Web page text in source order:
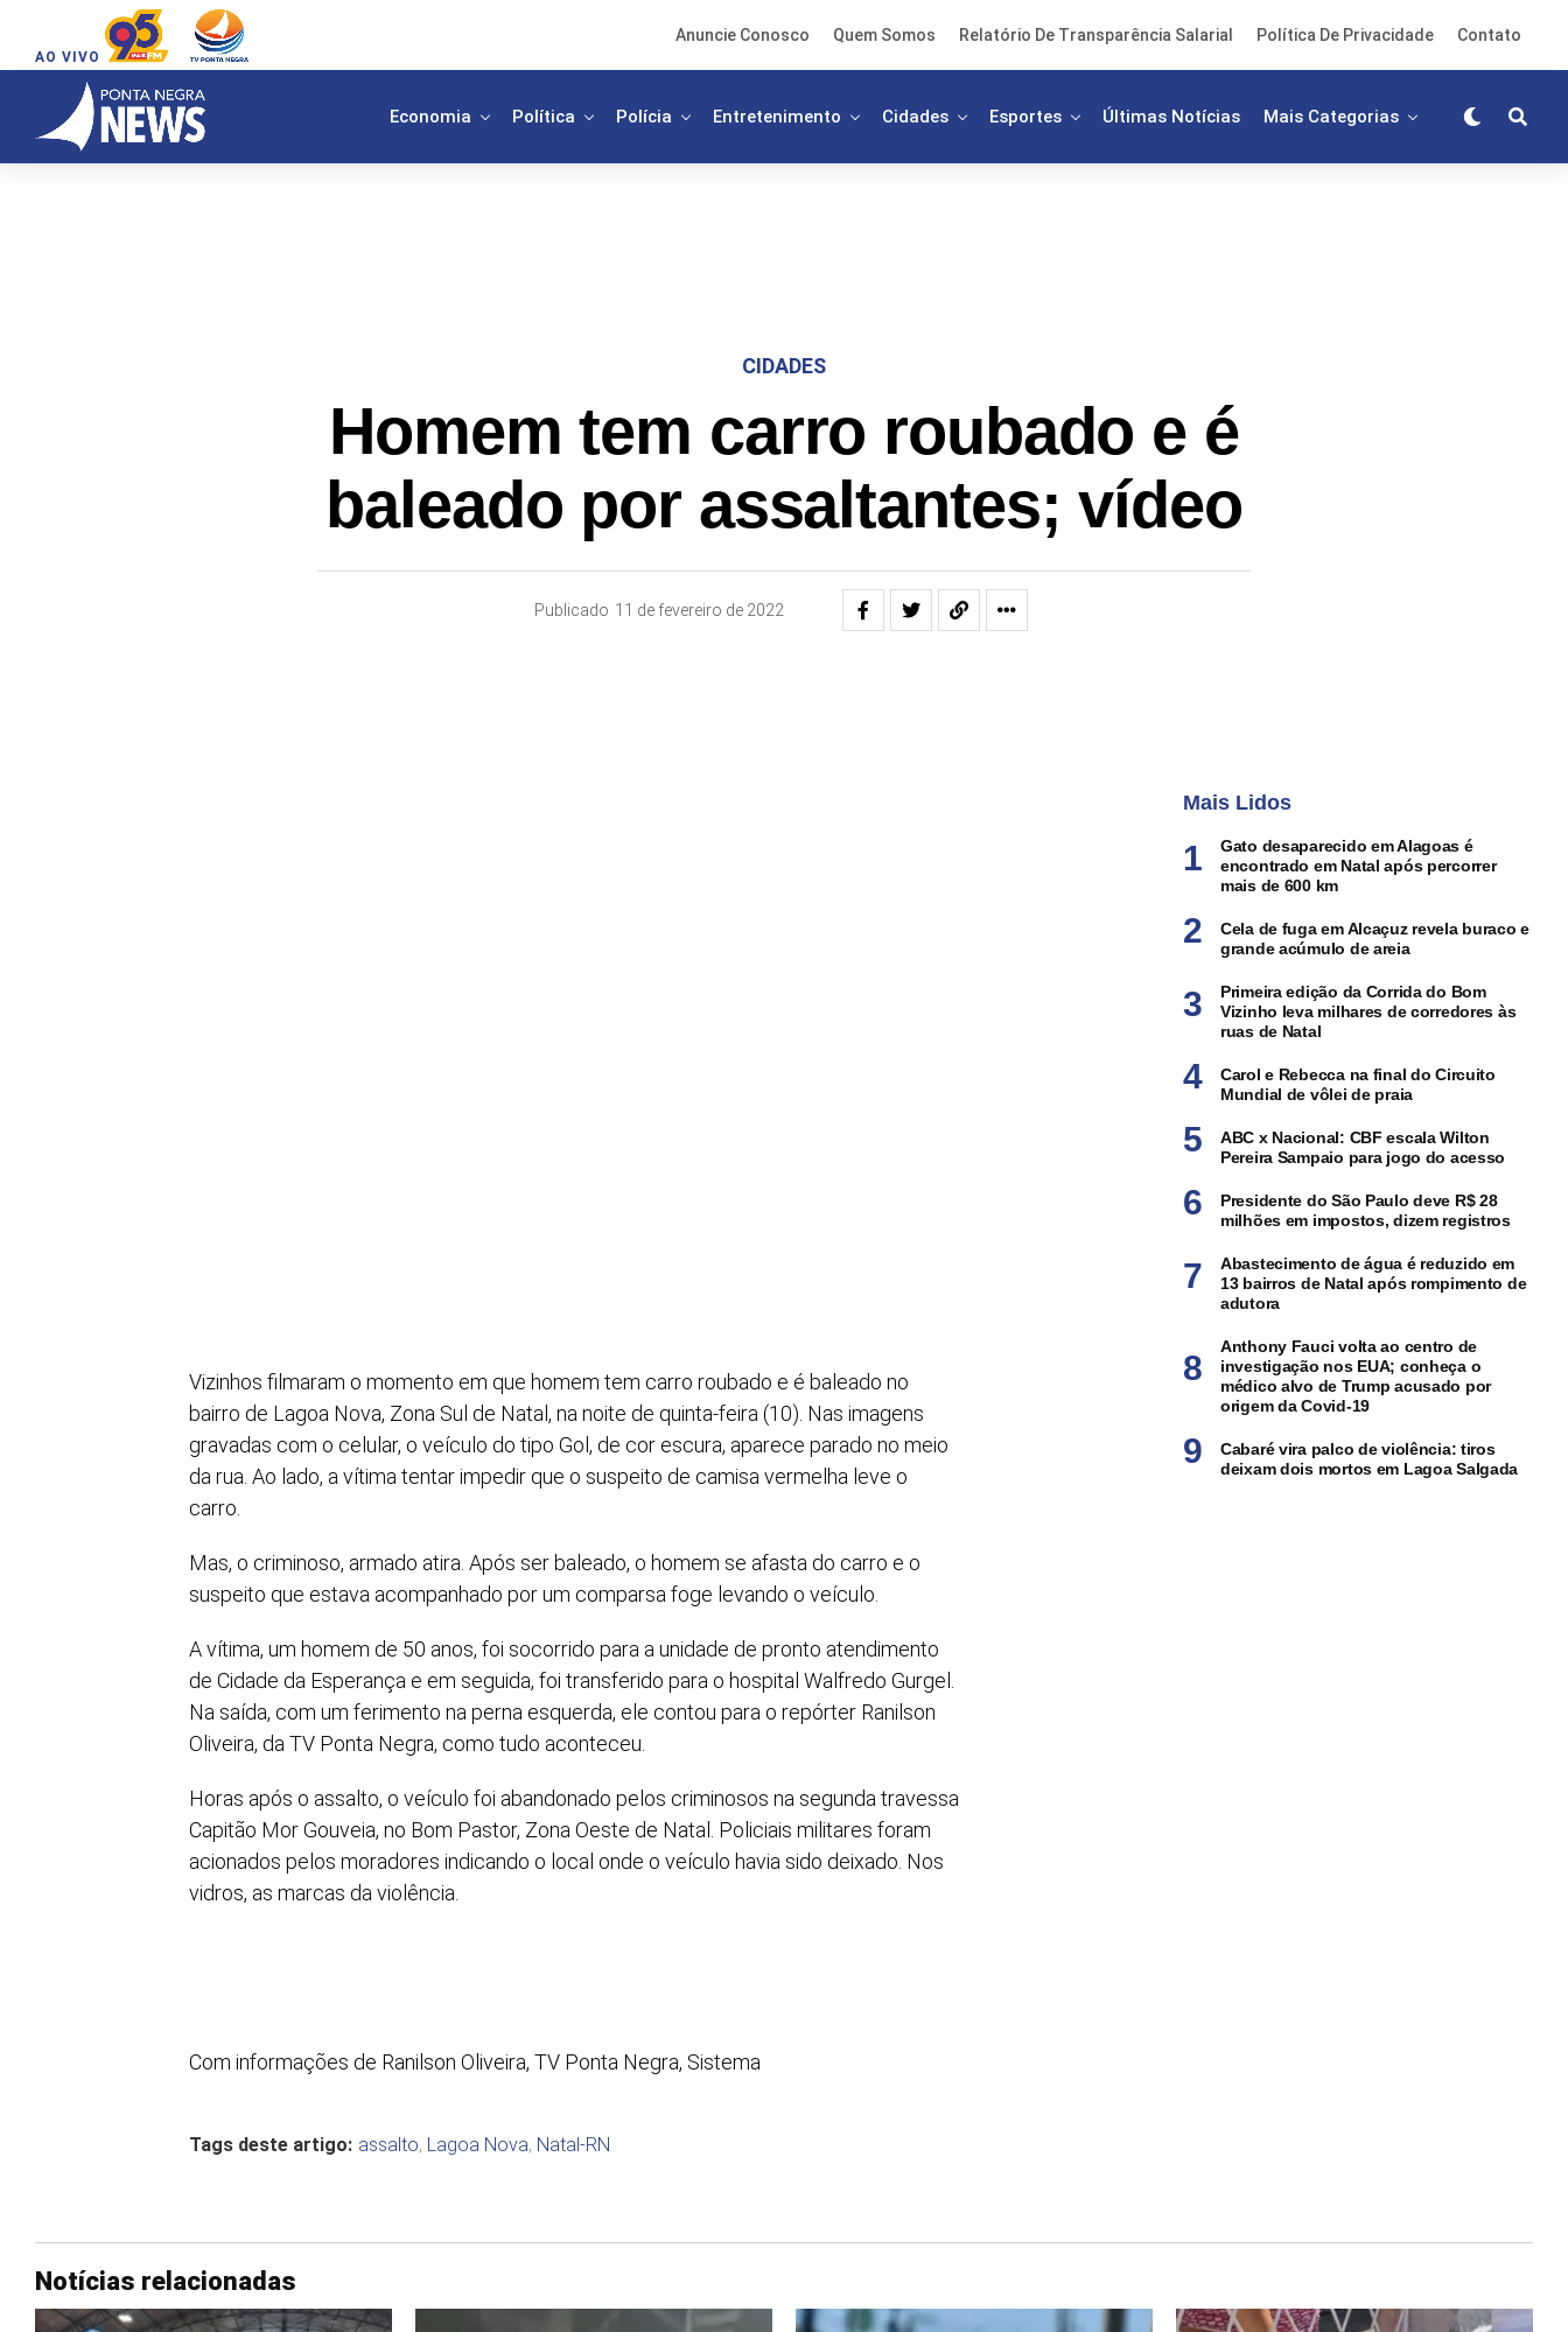
AO VIVO
Anuncie Conosco Quem Somos Relatório De Transparência Salarial Política De Privacidade Contato
Economia Política Polícia Entretenimento Cidades Esportes Últimas Notícias Mais Categorias
CIDADES
Homem tem carro roubado e é
baleado por assaltantes; vídeo
Publicado 11 de fevereiro de 2022
Vizinhos filmaram o momento em que homem tem carro roubado e é baleado no
bairro de Lagoa Nova, Zona Sul de Natal, na noite de quinta-feira (10). Nas imagens
gravadas com o celular, o veículo do tipo Gol, de cor escura, aparece parado no meio
da rua. Ao lado, a vítima tentar impedir que o suspeito de camisa vermelha leve o
carro.
Mas, o criminoso, armado atira. Após ser baleado, o homem se afasta do carro e o
suspeito que estava acompanhado por um comparsa foge levando o veículo.
A vítima, um homem de 50 anos, foi socorrido para a unidade de pronto atendimento
de Cidade da Esperança e em seguida, foi transferido para o hospital Walfredo Gurgel.
Na saída, com um ferimento na perna esquerda, ele contou para o repórter Ranilson
Oliveira, da TV Ponta Negra, como tudo aconteceu.
Horas após o assalto, o veículo foi abandonado pelos criminosos na segunda travessa
Capitão Mor Gouveia, no Bom Pastor, Zona Oeste de Natal. Policiais militares foram
acionados pelos moradores indicando o local onde o veículo havia sido deixado. Nos
vidros, as marcas da violência.
Com informações de Ranilson Oliveira, TV Ponta Negra, Sistema
Tags deste artigo: assalto, Lagoa Nova, Natal-RN
Mais Lidos
Gato desaparecido em Alagoas é
encontrado em Natal após percorrer
mais de 600 km
Cela de fuga em Alcaçuz revela buraco e
grande acúmulo de areia
Primeira edição da Corrida do Bom
Vizinho leva milhares de corredores às
ruas de Natal
Carol e Rebecca na final do Circuito
Mundial de vôlei de praia
ABC x Nacional: CBF escala Wilton
Pereira Sampaio para jogo do acesso
Presidente do São Paulo deve R$ 28
milhões em impostos, dizem registros
Abastecimento de água é reduzido em
13 bairros de Natal após rompimento de
adutora
Anthony Fauci volta ao centro de
investigação nos EUA; conheça o
médico alvo de Trump acusado por
origem da Covid-19
Cabaré vira palco de violência: tiros
deixam dois mortos em Lagoa Salgada
Notícias relacionadas